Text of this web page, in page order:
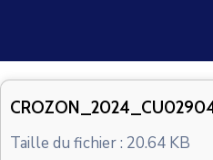
Taille du fichier : 20.64 KB